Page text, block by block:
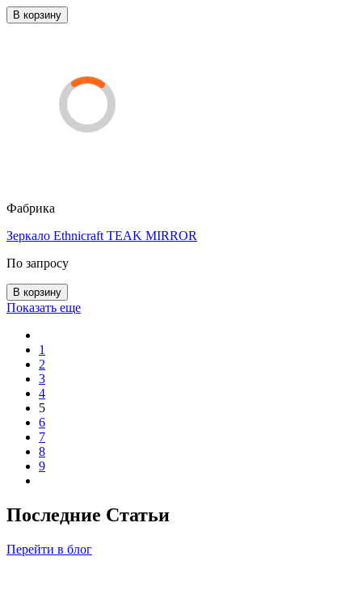
В корзину
Фабрика
Зеркало Ethnicraft TEAK MIRROR
По запросу
В корзину
Показать еще
1
2
3
4
5
6
7
8
9
Последние Статьи
Перейти в блог